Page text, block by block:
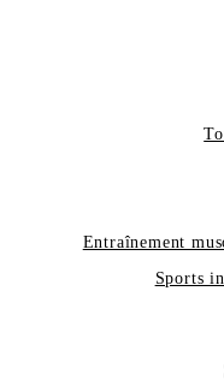
Entraînement
Sports